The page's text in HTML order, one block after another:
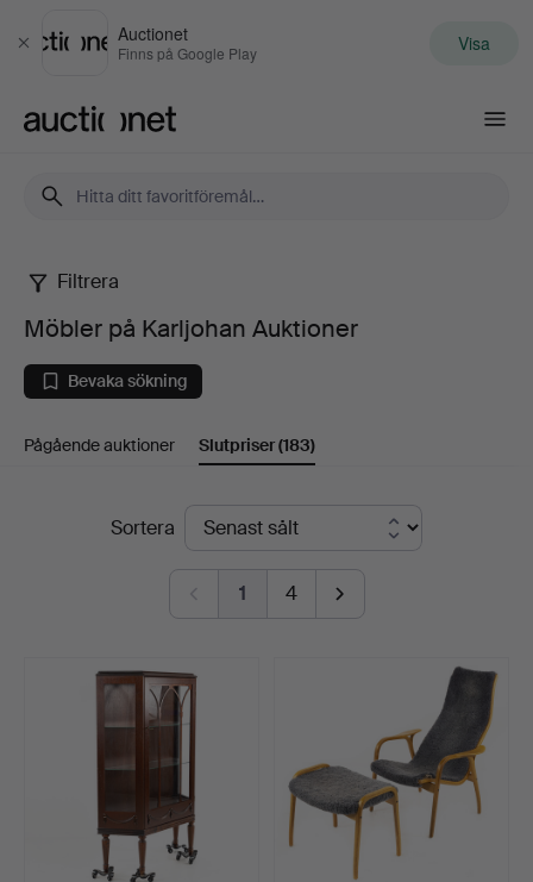
Stäng
Auctionet
Finns på Google Play Visa
Möbler
på
Karljohan
Auktioner
Filtrera
Möbler på Karljohan Auktioner
Bevaka sökning
Pågående auktioner Slutpriser(183)
SlutpriserSortera
1 4